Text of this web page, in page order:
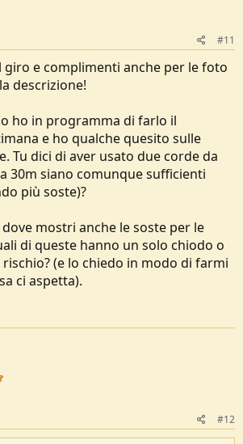
#11
giro e complimenti anche per le foto
descrizione!
ho in programma di farlo il
e ho qualche quesito sulle
Tu dici di aver usato due corde da
30m siano comunque sufficienti
più soste)?
mostri anche le soste per le
di queste hanno un solo chiodo o
(e lo chiedo in modo di farmi
ci aspetta).
#12